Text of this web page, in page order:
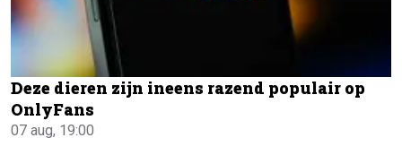
Deze dieren zijn ineens razend populair op
OnlyFans
07 aug, 19:00